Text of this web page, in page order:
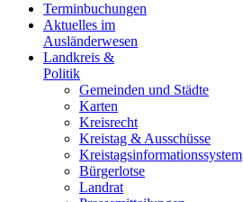
Terminbuchungen
Aktuelles im
Ausländerwesen
Landkreis &
Politik
Gemeinden und Städte
Karten
Kreisrecht
Kreistag & Ausschüsse
Kreistagsinformationssystem
Bürgerlotse
Landrat